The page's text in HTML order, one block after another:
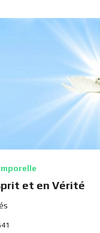
et en Vérité